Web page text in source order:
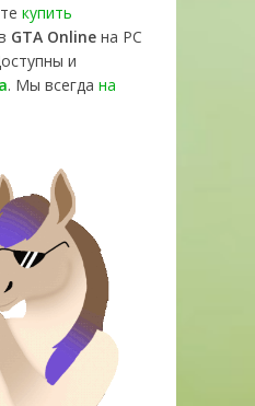
купить
GTA Online на PC
и
. Мы всегда на